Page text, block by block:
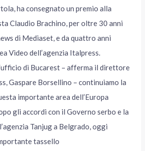
ha consegnato un premio alla
Claudio Brachino, per oltre 30 anni
di Mediaset, e da quattro anni
Video dell’agenzia Italpress.
di Bucarest – afferma il direttore
Gaspare Borsellino – continuiamo la
importante area dell’Europa
gli accordi con il Governo serbo e la
Tanjug a Belgrado, oggi
tassello